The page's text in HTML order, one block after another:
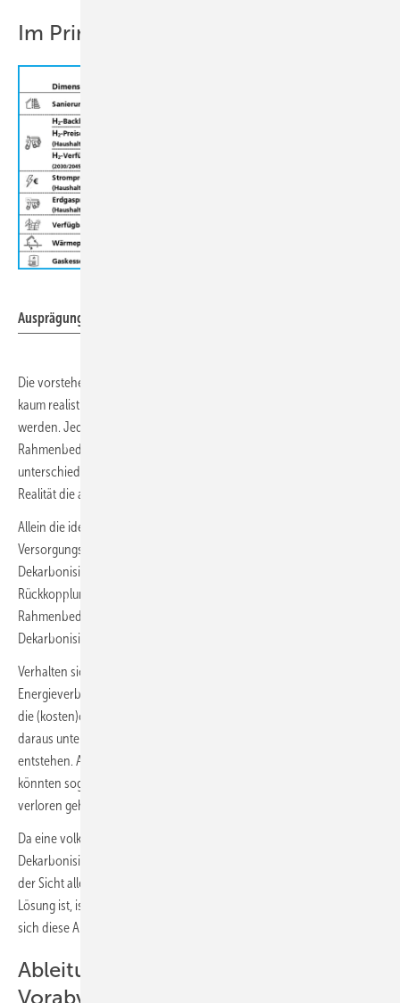
Im Prinzip Planwirtschaft
Ausprägungen der Szenarien der Bottom-Up-Studie.
Die vorstehenden Aussagen sind nachvollziehbar, allerdings ist es
kaum realistisch, dass sich alle „Betroffenen“ konsistent verhalten
werden. Jedes der fünf Szenarien kommt durch die unterschiedlichen
Rahmenbedingungen über einen sehr langen Zeitraum naturgemäß zu
unterschiedlichen Lösungen. Es ist allerdings unrealistisch, dass die
Realität die angenommen Rahmenbedingungen widerspiegelt.
Allein die idealisierte Annahme, dass man sich in allen
Versorgungsgebieten tatsächlich an der lokal bestmöglichen
Dekarbonisierungsstrategie ausrichtet, kann so große
Rückkopplungseffekte haben, dass die dadurch veränderten
Rahmenbedingungen an vielen Stellen zu einer ganz anderen
Dekarbonisierungsstrategie führen würden.
Verhalten sich aber die Akteure – sofern lokal ein industrieller
Energieverbraucher dominierend ist, nur ein Akteur – anders als es
die (kosten)optimale Dekarbonisierungsstrategie aufzeigt, würde
daraus unter Umständen eine ganz neue Dekarbonisierungsstrategie
entstehen. Abhängig vom Zeitpunkt des abweichenden Verhaltens
könnten sogar bereits getätigte Investitionen in großem Umfang
verloren gehen.
Da eine volkswirtschaftlich kosteneffiziente
Dekarbonisierungsstrategie nicht automatisch bedeutet, dass sie aus
der Sicht alle betroffenen Energiekunden ebenfalls die optimale
Lösung ist, ist abweichendes Verhalten quasi vorprogrammiert. Dass
sich diese Abweichungen gegenseitig aufheben, ist kaum zu erwarten.
Ableitungen aus den
Vorabveröffentlichungen